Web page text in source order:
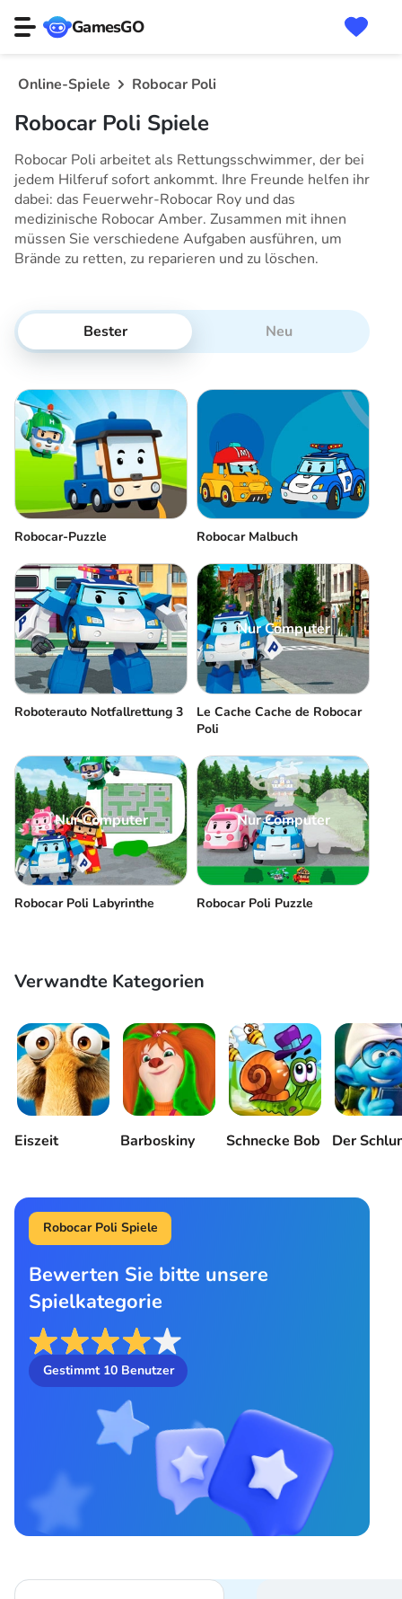
GamesGO
Online-Spiele Robocar Poli
Robocar Poli Spiele
Robocar Poli arbeitet als Rettungsschwimmer, der bei
jedem Hilferuf sofort ankommt. Ihre Freunde helfen ihr
dabei: das Feuerwehr-Robocar Roy und das
medizinische Robocar Amber. Zusammen mit ihnen
müssen Sie verschiedene Aufgaben ausführen, um
Brände zu retten, zu reparieren und zu löschen.
Bester Neu
Robocar-Puzzle Robocar Malbuch
Roboterauto Notfallrettung 3
Nur Computer
Le Cache Cache de Robocar
Poli
Nur Computer
Robocar Poli Labyrinthe
Nur Computer
Robocar Poli Puzzle
Verwandte Kategorien
Eiszeit Barboskiny Schnecke Bob Der
Robocar Poli Spiele
Bewerten Sie bitte unsere
Spielkategorie
Gestimmt 10Benutzer